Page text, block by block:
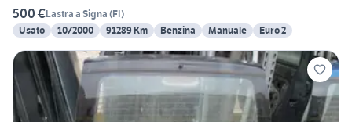
500 €Lastra a Signa (FI)
Usato
10/2000 91289 Km Benzina Manuale Euro 2